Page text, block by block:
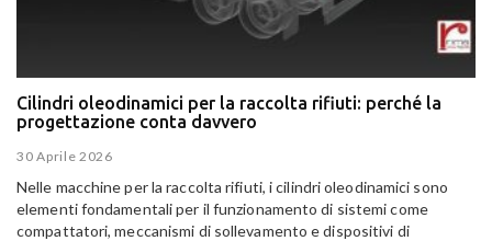
Cilindri oleodinamici per la raccolta rifiuti: perché la
progettazione conta davvero
30 Aprile 2026
Nelle macchine per la raccolta rifiuti, i cilindri oleodinamici sono
elementi fondamentali per il funzionamento di sistemi come
compattatori, meccanismi di sollevamento e dispositivi di